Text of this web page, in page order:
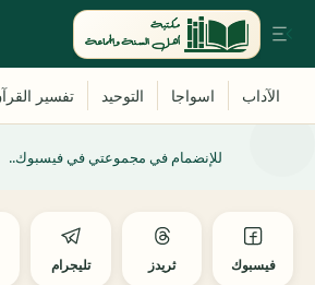
للإنضمام في مجموعتي في فيسبوك..
فيسبوك ثريدز تليجرام